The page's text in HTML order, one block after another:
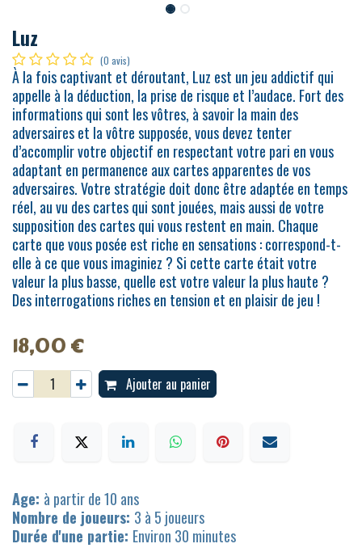
Luz
(0 avis)
À la fois captivant et déroutant, Luz est un jeu addictif qui
appelle à la déduction, la prise de risque et l’audace. Fort des
informations qui sont les vôtres, à savoir la main des
adversaires et la vôtre supposée, vous devez tenter
d’accomplir votre objectif en respectant votre pari en vous
adaptant en permanence aux cartes apparentes de vos
adversaires. Votre stratégie doit donc être adaptée en temps
réel, au vu des cartes qui sont jouées, mais aussi de votre
supposition des cartes qui vous restent en main. Chaque
carte que vous posée est riche en sensations : correspond-t-
elle à ce que vous imaginiez ? Si cette carte était votre
valeur la plus basse, quelle est votre valeur la plus haute ?
Des interrogations riches en tension et en plaisir de jeu !
18,00€
Ajouter au panier
Age: à partir de 10 ans
Nombre de joueurs: 3 à 5 joueurs
Durée d'une partie: Environ 30 minutes